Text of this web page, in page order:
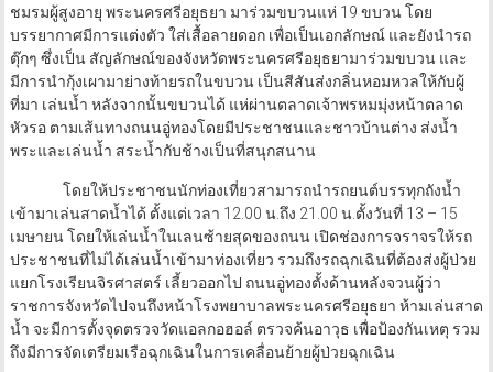
ชมรมผู้สูงอายุ พระนครศรีอยุธยา มาร่วมขบวนแห่ 19 ขบวน โดย
บรรยากาศมีการแต่งตัว ใส่เสื้อลายดอก เพื่อเป็นเอกลักษณ์ และยังนำรถ
ตุ๊กๆ ซึ่งเป็น สัญลักษณ์ของจังหวัดพระนครศรีอยุธยามาร่วมขบวน และ
มีการนำกุ้งเผามาย่างท้ายรถในขบวน เป็นสีสันส่งกลิ่นหอมหวลให้กับผู้
ที่มา เล่นน้ำ หลังจากนั้นขบวนได้ แห่ผ่านตลาดเจ้าพรหมมุ่งหน้าตลาด
หัวรอ ตามเส้นทางถนนอู่ทองโดยมีประชาชนและชาวบ้านต่าง ส่งน้ำ
พระและเล่นน้ำ สระน้ำกับช้างเป็นที่สนุกสนาน
โดยให้ประชาชนนักท่องเที่ยวสามารถนำรถยนต์บรรทุกถังน้ำ
เข้ามาเล่นสาดน้ำได้ ตั้งแต่เวลา 12.00 น.ถึง 21.00 น.ตั้งวันที่ 13 – 15
เมษายน โดยให้เล่นน้ำในเลนซ้ายสุดของถนน เปิดช่องการจราจรให้รถ
ประชาชนที่ไม่ได้เล่นน้ำเข้ามาท่องเที่ยว รวมถึงรถฉุกเฉินที่ต้องส่งผู้ป่วย
แยกโรงเรียนจิรศาสตร์ เลี้ยวออกไป ถนนอู่ทองตั้งด้านหลังจวนผู้ว่า
ราชการจังหวัดไปจนถึงหน้าโรงพยาบาลพระนครศรีอยุธยา ห้ามเล่นสาด
น้ำ จะมีการตั้งจุดตรวจวัดแอลกอฮอล์ ตรวจค้นอาวุธ เพื่อป้องกันเหตุ รวม
ถึงมีการจัดเตรียมเรือฉุกเฉินในการเคลื่อนย้ายผู้ป่วยฉุกเฉิน